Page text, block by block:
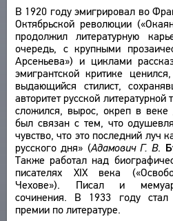
В 1920 году эмигрировал во
Октябрьской революции
продолжил литературную
очередь, с крупными
Арсеньева») и циклами
эмигрантской критике
выдающийся стилист,
авторитет русской
сложился, вырос, окреп в
был связан с тем, что
чувство, что это последний луч
русского дня» (Адамович Г. В.
Также работал над
писателях XIX века
Чехове»). Писал и
сочинения. В 1933 году стал
премии по литературе.